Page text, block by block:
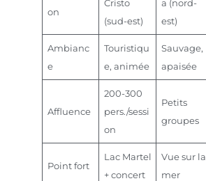
on
Cristo
(sud-est)
a (nord-
est)
Ambianc
e
Touristiqu
e, animée
Sauvage,
apaisée
Affluence
200-300
pers./sessi
on
Petits
groupes
Point fort
Lac Martel
+ concert
Vue sur la
mer